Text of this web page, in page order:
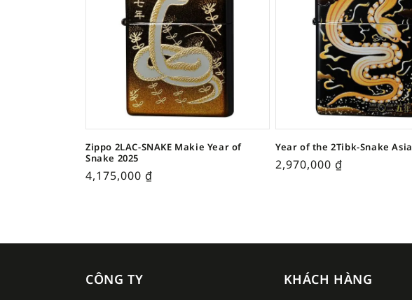
Zippo 2LAC-SNAKE Makie Year of
Snake 2025
4,175,000 ₫
Year of the 2Tibk-Snake Asia
2,970,000 ₫
CÔNG TY KHÁCH HÀNG